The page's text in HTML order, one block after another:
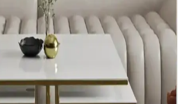
Ürünleri ile Şıklık ve
Yakalayın
ve fonksiyonelliği bir arada sunan geniş
kolaylaştırır ve yaşam
ve Dekorasyonda Kullanım